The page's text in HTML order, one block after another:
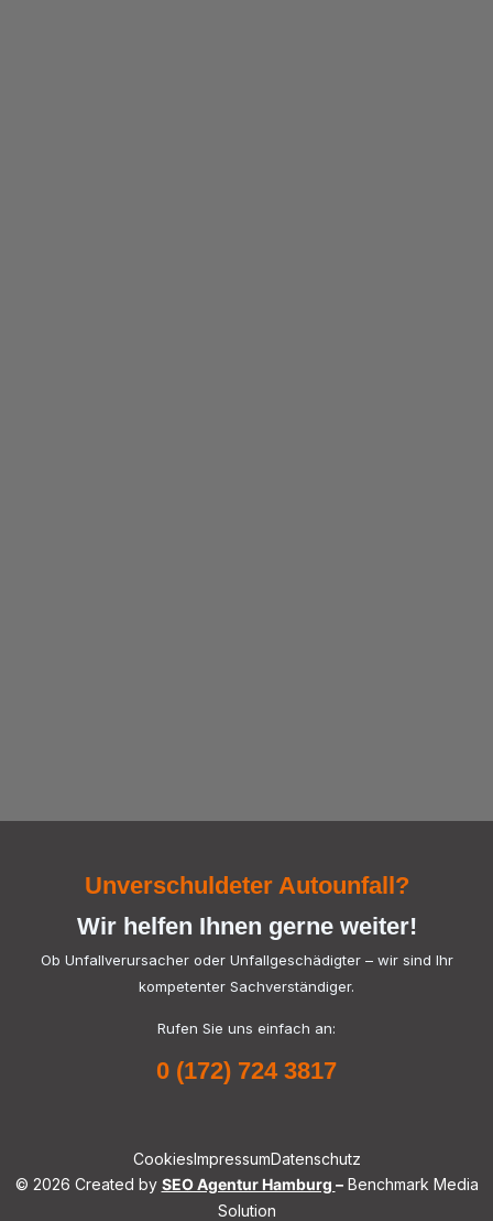
Unverschuldeter Autounfall?
Wir helfen Ihnen gerne weiter!
Ob Unfallverursacher oder Unfallgeschädigter – wir sind Ihr
kompetenter Sachverständiger.
Rufen Sie uns einfach an:
0 (172) 724 3817
© 2026 Created by SEO Agentur Hamburg –Benchmark Media
Solution
CookiesImpressumDatenschutz